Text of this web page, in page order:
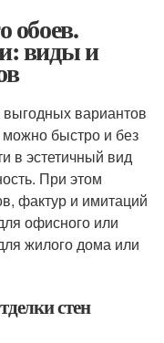
обоев.
виды и
вариантов
быстро и без
в эстетичный вид
При этом
фактур и имитаций
офисного или
жилого дома или
стен